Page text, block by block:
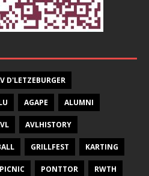
D'LETZEBURGER
AGAPE ALUMNI
AVLHISTORY
GRILLFEST KARTING
PICNIC PONTTOR RWTH